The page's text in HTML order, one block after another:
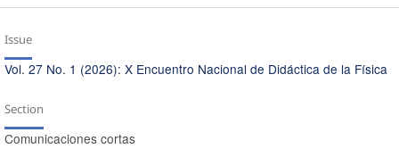
Issue
Vol. 27 No. 1 (2026): X Encuentro Nacional de Didáctica de la Física
Section
Comunicaciones cortas